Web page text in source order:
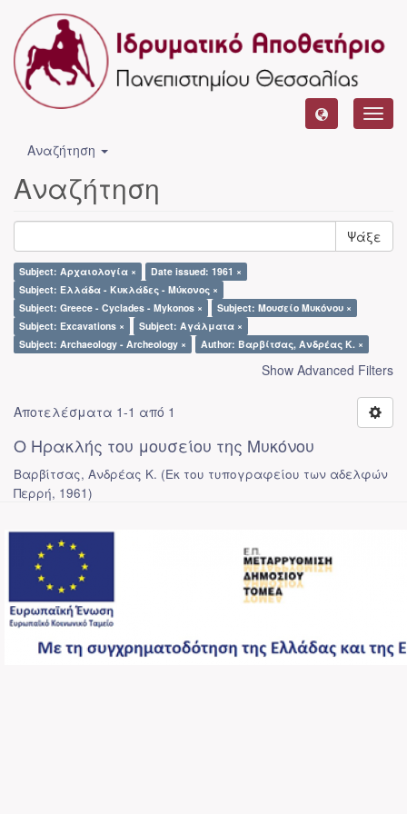
Αναζήτηση
Αναζήτηση
Ψάξε
Subject: Αρχαιολογία ×
Date issued: 1961 ×
Subject: Ελλάδα - Κυκλάδες - Μύκονος ×
Subject: Greece - Cyclades - Mykonos ×
Subject: Μουσείο Μυκόνου ×
Subject: Excavations ×
Subject: Αγάλματα ×
Subject: Archaeology - Archeology ×
Author: Βαρβίτσας, Ανδρέας Κ. ×
Show Advanced Filters
Αποτελέσματα 1-1 από 1
Ο Ηρακλής του μουσείου της Μυκόνου
Βαρβίτσας, Ανδρέας Κ. (Εκ του τυπογραφείου των αδελφών
Περρή, 1961)